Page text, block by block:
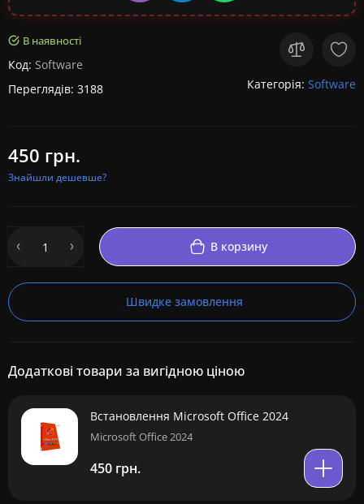
В наявності
Код: Software
Переглядів: 3188
Категорія: Software
450 грн.
Знайшли дешевше?
В корзину
Швидке замовлення
Додаткові товари за вигідною ціною
Встановлення Microsoft Office 2024
Microsoft Office 2024
450 грн.